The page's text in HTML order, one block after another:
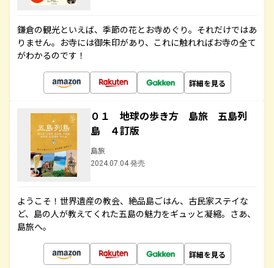
鎌倉の観光といえば、季節の花とお寺めぐり。それだけではあ
りません。お寺には御朱印があり、これに触れればお寺の全て
がわかるのです！
詳細を見る
０１ 地球の歩き方 島旅 五島列
島 ４訂版
島旅
2024.07.04 発売
ようこそ！世界遺産の教会、絶品島ごはん、古民家ステイな
ど、島の人が教えてくれた五島の魅力をギュッと凝縮。さあ、
島旅へ。
詳細を見る